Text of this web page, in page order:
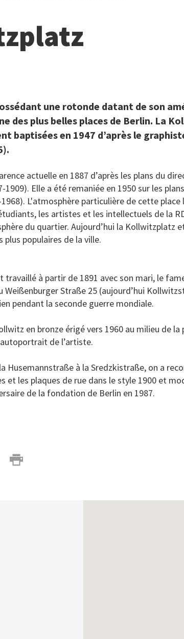
une rotonde datant de son
des plus belles places de Berlin. La
baptisées en 1947 d’après le
actuelle en 1887 d’après les plans du
1909). Elle a été remaniée en 1950 sur les
1968). L'atmosphère particulière de cette
les artistes et les intellectuels de la
du quartier. Aujourd’hui la Kollwitzplatz
plus populaires de la ville.
travaillé à partir de 1891 avec son mari, le
Weißenburger Straße 25 (aujourd’hui
pendant la seconde guerre mondiale.
en bronze érigé vers 1960 au milieu de la
autoportrait de l’artiste.
Husemannstraße à la Sredzkistraße, on a
les plaques de rue dans le style 1900 et
de la fondation de Berlin en 1987.